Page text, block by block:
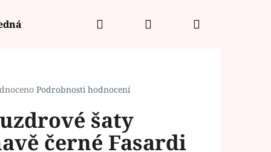
Hledat PřihlášeníNákupní
Podrobnosti hodnocení
šaty
černé Fasardi